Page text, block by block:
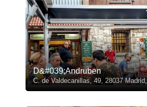
D&#039;Andruben
C. de Valdecanillas, 49, 28037